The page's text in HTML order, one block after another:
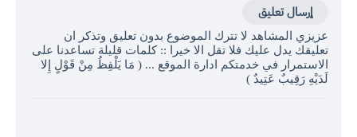
إرسال تعليق
عزيزي المشاهد لا تترك الموضوع بدون تعليق وتذكر ان
تعليقك يدل عليك فلا تقل الا خيرا :: كلمات قليلة تساعدنا على
الاستمرار في خدمتكم ادارة الموقع ... ( مَا يَلْفِظُ مِنْ قَوْلٍ إِلا
لَدَيْهِ رَقِيبٌ عَتِيدٌ )